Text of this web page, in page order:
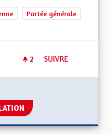
Portée générale
2 2 ABONNÉS
SUIVRE